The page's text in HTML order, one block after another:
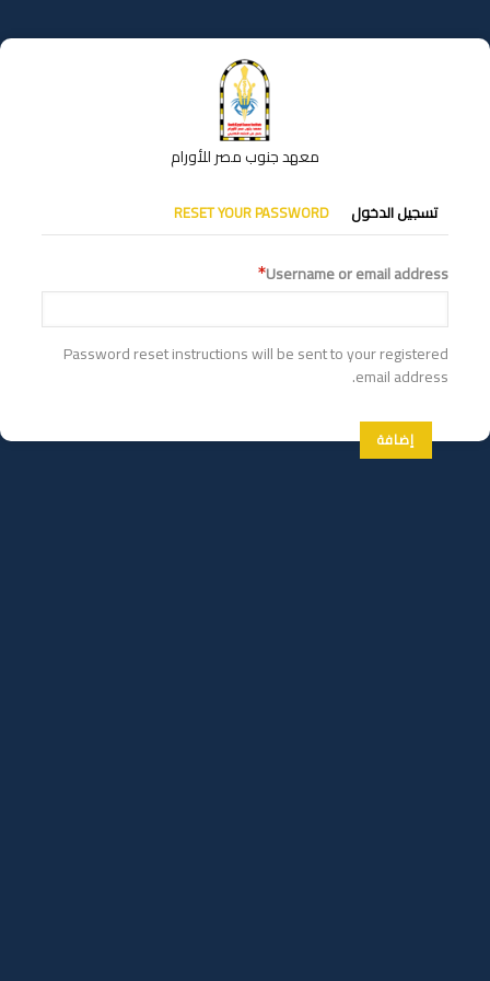
إلى
المحتوى
معهد جنوب مصر للأورام
التبويبات
الأساسية
تسجيل الدخول RESET YOUR PASSWORD
Username or email address
Password reset instructions will be sent to your registered
email address.